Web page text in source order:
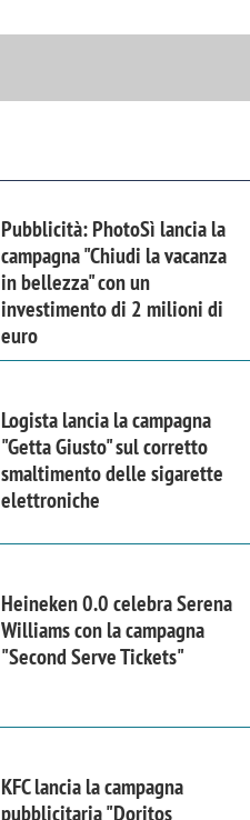
Pubblicità: PhotoSì lancia la
campagna "Chiudi la vacanza
in bellezza" con un
investimento di 2 milioni di
euro
Logista lancia la campagna
"Getta Giusto" sul corretto
smaltimento delle sigarette
elettroniche
Heineken 0.0 celebra Serena
Williams con la campagna
"Second Serve Tickets"
KFC lancia la campagna
pubblicitaria "Doritos